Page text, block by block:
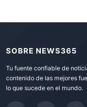
SOBRE NEWS365
Tu fuente confiable de
contenido de las mejores
lo que sucede en el mundo.